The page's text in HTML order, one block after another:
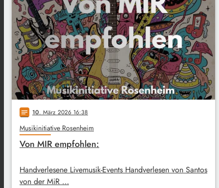
notes 10. März 2026 16:38
Musikinitiative Rosenheim
Von MIR empfohlen:
Handverlesene Livemusik-Events Handverlesen von Santos
von der MiR …